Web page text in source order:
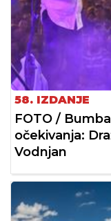
58. IZDANJE
FOTO /
očekivanja:
Vodnjan